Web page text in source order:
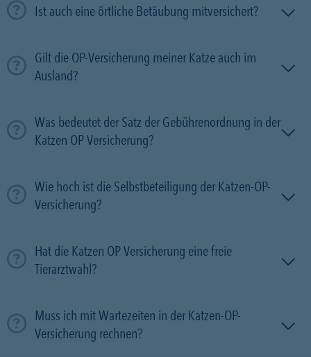
Ist auch eine örtliche Betäubung mitversichert?
Gilt die OP-Versicherung meiner Katze auch im
Ausland?
Was bedeutet der Satz der Gebührenordnung in der
Katzen OP Versicherung?
Wie hoch ist die Selbstbeteiligung der Katzen-OP-
Versicherung?
Hat die Katzen OP Versicherung eine freie
Tierarztwahl?
Muss ich mit Wartezeiten in der Katzen-OP-
Versicherung rechnen?